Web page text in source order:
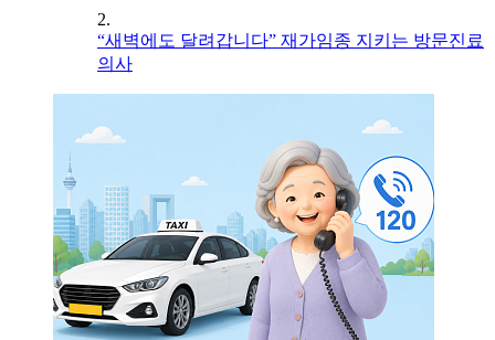
2.
“새벽에도 달려갑니다” 재가임종 지키는 방문진료
의사